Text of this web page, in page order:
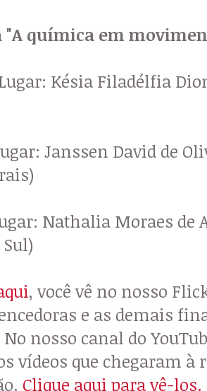
"A química em
Késia Filadélfia
Janssen David de
Nathalia Moraes de
, você vê no nosso
e as demais
nosso canal do
vídeos que chegaram à
Clique aqui para vê-los.